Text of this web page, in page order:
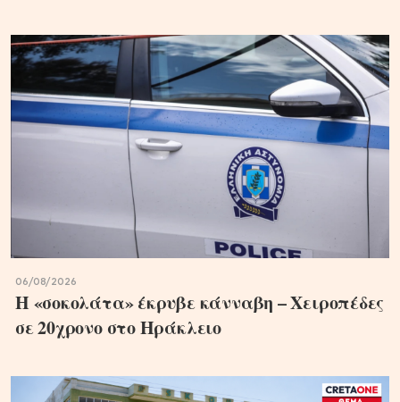
06/08/2026
Η «σοκολάτα» έκρυβε κάνναβη – Χειροπέδες
σε 20χρονο στο Ηράκλειο